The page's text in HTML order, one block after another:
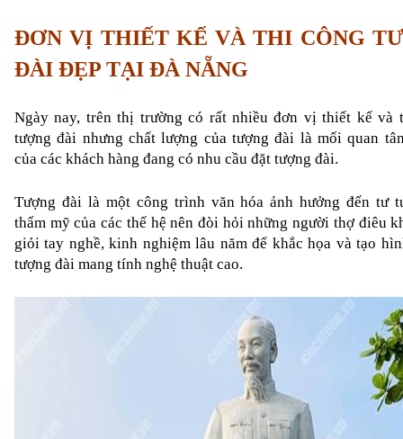
ĐƠN VỊ THIẾT KẾ VÀ THI CÔNG
ĐÀI ĐẸP TẠI ĐÀ NẴNG
Ngày nay, trên thị trường có rất nhiều đơn vị thiết kế và
tượng đài nhưng chất lượng của tượng đài là mối quan
của các khách hàng đang có nhu cầu đặt tượng đài.
Tượng đài là một công trình văn hóa ảnh hưởng đến tư
thẩm mỹ của các thế hệ nên đòi hỏi những người thợ điêu
giỏi tay nghề, kinh nghiệm lâu năm để khắc họa và tạo
tượng đài mang tính nghệ thuật cao.